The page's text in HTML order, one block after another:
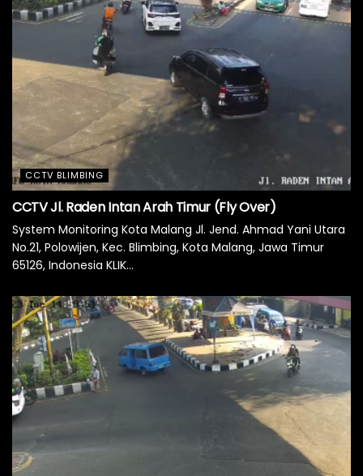
CCTV BLIMBING
CCTV Jl. Raden Intan Arah Timur (Fly Over)
System Monitoring Kota Malang Jl. Jend. Ahmad Yani Utara
No.21, Polowijen, Kec. Blimbing, Kota Malang, Jawa Timur
65126, Indonesia KLIK...